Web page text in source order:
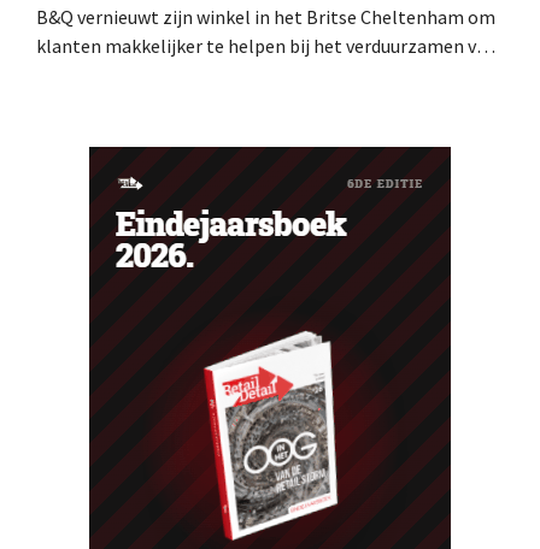
B&Q vernieuwt zijn winkel in het Britse Cheltenham om
klanten makkelijker te helpen bij het verduurzamen van